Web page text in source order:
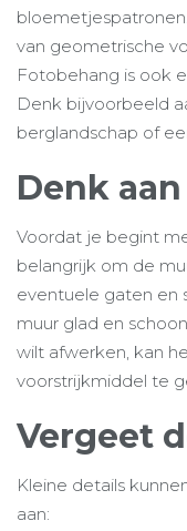
van geometrische
Fotobehang is ook
Denk bijvoorbeeld
berglandschap of
Denk
Voordat je begint
belangrijk om de
eventuele gaten en
muur glad en
wilt afwerken, kan
voorstrijkmiddel te
Vergeet
Kleine details
aan: